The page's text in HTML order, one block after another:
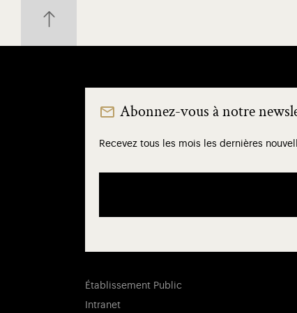
Abonnez-vous à notre
Recevez tous les mois les dernières
Établissement Public
Intranet